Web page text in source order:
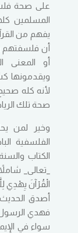
على صحة
المسلمين
يفهم من
أن فلسفتهم
أو المعنى
ويقدمونها
لأنه كله
صحة تلك
وخير لمن
الفلسفية
الكتاب
_تعالى_
فهدي
سواء في